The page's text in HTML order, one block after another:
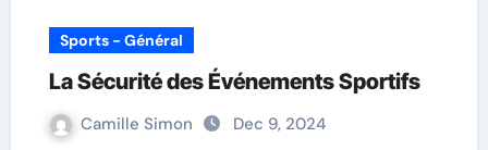
Sports - Général
La Sécurité des Événements Sportifs
Camille Simon Dec 9, 2024